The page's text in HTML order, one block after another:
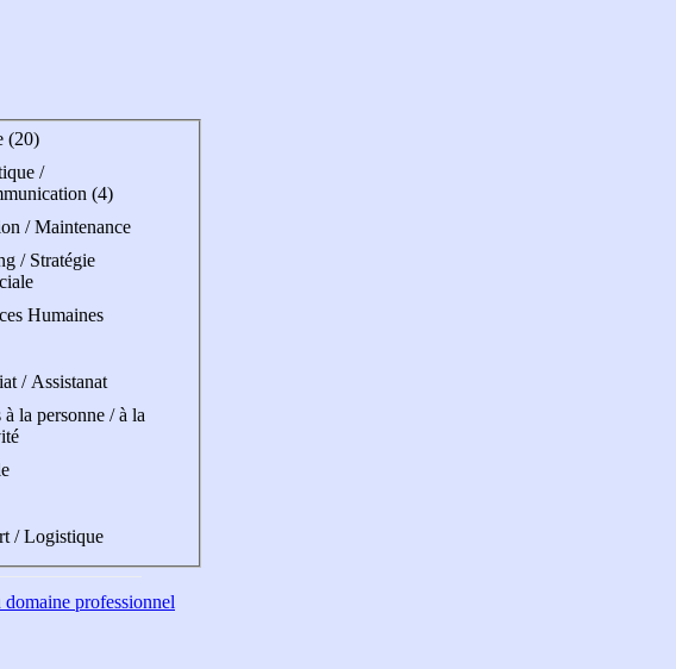
(20)
/
(4)
/ Maintenance
/ Stratégie
Humaines
/ Assistanat
à la personne / à la
/ Logistique
professionnel